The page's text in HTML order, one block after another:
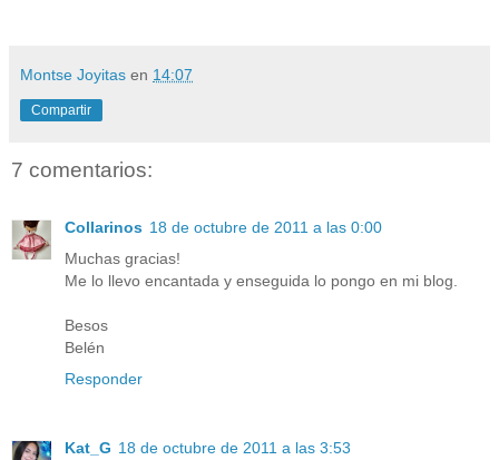
Montse Joyitas en 14:07
Compartir
7 comentarios:
Collarinos 18 de octubre de 2011 a las 0:00
Muchas gracias!
Me lo llevo encantada y enseguida lo pongo en mi blog.
Besos
Belén
Responder
Kat_G 18 de octubre de 2011 a las 3:53